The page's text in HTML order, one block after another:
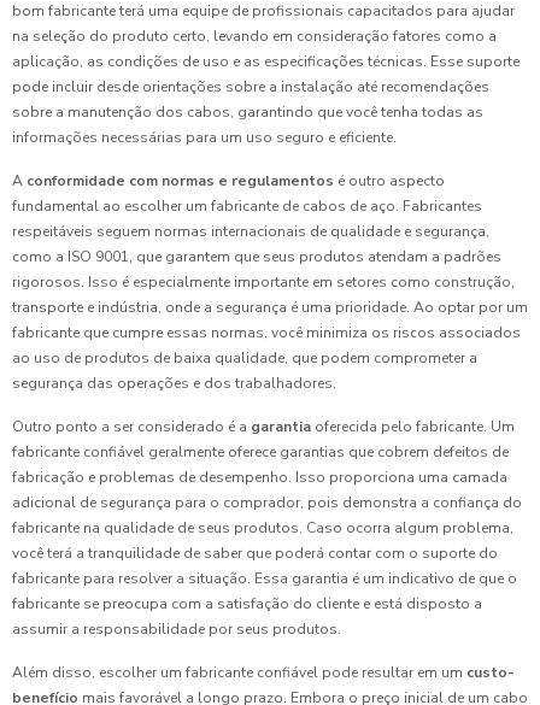
bom fabricante terá uma equipe de profissionais capacitados para ajudar
na seleção do produto certo, levando em consideração fatores como a
aplicação, as condições de uso e as especificações técnicas. Esse suporte
pode incluir desde orientações sobre a instalação até recomendações
sobre a manutenção dos cabos, garantindo que você tenha todas as
informações necessárias para um uso seguro e eficiente.
A conformidade com normas e regulamentos é outro aspecto
fundamental ao escolher um fabricante de cabos de aço. Fabricantes
respeitáveis seguem normas internacionais de qualidade e segurança,
como a ISO 9001, que garantem que seus produtos atendam a padrões
rigorosos. Isso é especialmente importante em setores como construção,
transporte e indústria, onde a segurança é uma prioridade. Ao optar por um
fabricante que cumpre essas normas, você minimiza os riscos associados
ao uso de produtos de baixa qualidade, que podem comprometer a
segurança das operações e dos trabalhadores.
Outro ponto a ser considerado é a garantia oferecida pelo fabricante. Um
fabricante confiável geralmente oferece garantias que cobrem defeitos de
fabricação e problemas de desempenho. Isso proporciona uma camada
adicional de segurança para o comprador, pois demonstra a confiança do
fabricante na qualidade de seus produtos. Caso ocorra algum problema,
você terá a tranquilidade de saber que poderá contar com o suporte do
fabricante para resolver a situação. Essa garantia é um indicativo de que o
fabricante se preocupa com a satisfação do cliente e está disposto a
assumir a responsabilidade por seus produtos.
Além disso, escolher um fabricante confiável pode resultar em um custo-
benefício mais favorável a longo prazo. Embora o preço inicial de um cabo